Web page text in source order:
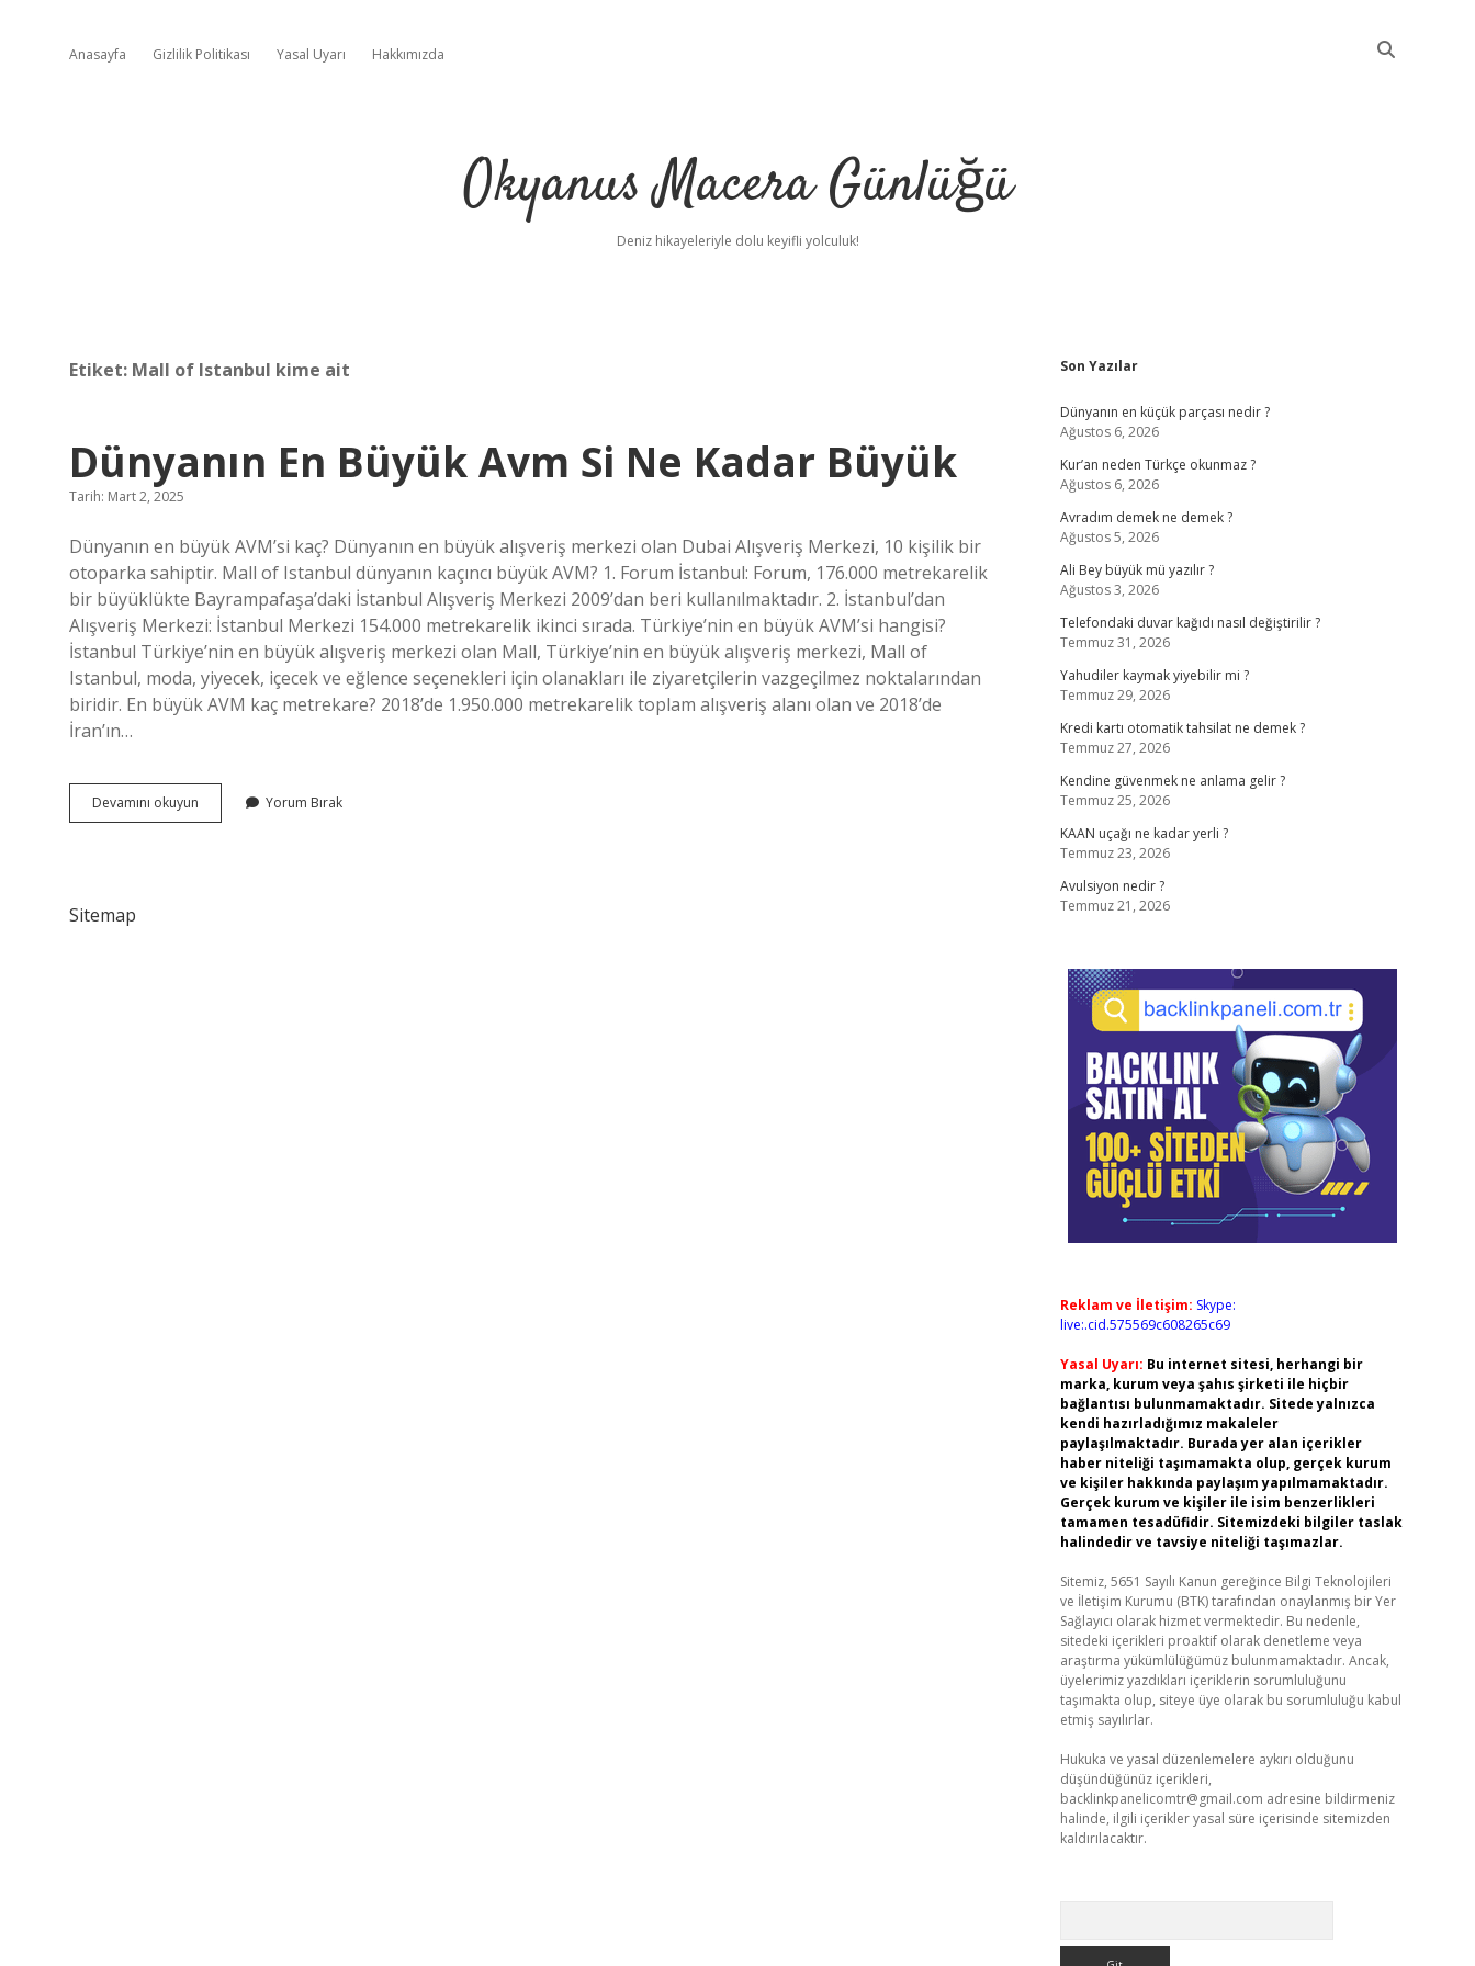
Anasayfa Gizlilik Politikası Yasal Uyarı Hakkımızda
Okyanus Macera Günlüğü
Deniz hikayeleriyle dolu keyifli yolculuk!
Etiket: Mall of Istanbul kime ait
Dünyanın En Büyük Avm Si Ne Kadar Büyük
Tarih: Mart 2, 2025
Dünyanın en büyük AVM’si kaç? Dünyanın en büyük alışveriş merkezi olan Dubai Alışveriş Merkezi, 10 kişilik bir
otoparka sahiptir. Mall of Istanbul dünyanın kaçıncı büyük AVM? 1. Forum İstanbul: Forum, 176.000 metrekarelik
bir büyüklükte Bayrampafaşa’daki İstanbul Alışveriş Merkezi 2009’dan beri kullanılmaktadır. 2. İstanbul’dan
Alışveriş Merkezi: İstanbul Merkezi 154.000 metrekarelik ikinci sırada. Türkiye’nin en büyük AVM’si hangisi?
İstanbul Türkiye’nin en büyük alışveriş merkezi olan Mall, Türkiye’nin en büyük alışveriş merkezi, Mall of
Istanbul, moda, yiyecek, içecek ve eğlence seçenekleri için olanakları ile ziyaretçilerin vazgeçilmez noktalarından
biridir. En büyük AVM kaç metrekare? 2018’de 1.950.000 metrekarelik toplam alışveriş alanı olan ve 2018’de
İran’ın…
Devamını okuyun Dünyanın
En
Yorum Bırak
Sitemap
Sidebar
Son Yazılar
Dünyanın en küçük parçası nedir ?
Ağustos 6, 2026
Kur’an neden Türkçe okunmaz ?
Ağustos 6, 2026
Avradım demek ne demek ?
Ağustos 5, 2026
Ali Bey büyük mü yazılır ?
Ağustos 3, 2026
Telefondaki duvar kağıdı nasıl değiştirilir ?
Temmuz 31, 2026
Yahudiler kaymak yiyebilir mi ?
Temmuz 29, 2026
Kredi kartı otomatik tahsilat ne demek ?
Temmuz 27, 2026
Kendine güvenmek ne anlama gelir ?
Temmuz 25, 2026
KAAN uçağı ne kadar yerli ?
Temmuz 23, 2026
Avulsiyon nedir ?
Temmuz 21, 2026
Reklam ve İletişim: Skype:
live:.cid.575569c608265c69
Yasal Uyarı: Bu internet sitesi, herhangi bir
marka, kurum veya şahıs şirketi ile hiçbir
bağlantısı bulunmamaktadır. Sitede yalnızca
kendi hazırladığımız makaleler
paylaşılmaktadır. Burada yer alan içerikler
haber niteliği taşımamakta olup, gerçek kurum
ve kişiler hakkında paylaşım yapılmamaktadır.
Gerçek kurum ve kişiler ile isim benzerlikleri
tamamen tesadüfidir. Sitemizdeki bilgiler taslak
halindedir ve tavsiye niteliği taşımazlar.
Sitemiz, 5651 Sayılı Kanun gereğince Bilgi Teknolojileri
ve İletişim Kurumu (BTK) tarafından onaylanmış bir Yer
Sağlayıcı olarak hizmet vermektedir. Bu nedenle,
sitedeki içerikleri proaktif olarak denetleme veya
araştırma yükümlülüğümüz bulunmamaktadır. Ancak,
üyelerimiz yazdıkları içeriklerin sorumluluğunu
taşımakta olup, siteye üye olarak bu sorumluluğu kabul
etmiş sayılırlar.
Hukuka ve yasal düzenlemelere aykırı olduğunu
düşündüğünüz içerikleri,
backlinkpanelicomtr@gmail.com adresine bildirmeniz
halinde, ilgili içerikler yasal süre içerisinde sitemizden
kaldırılacaktır.